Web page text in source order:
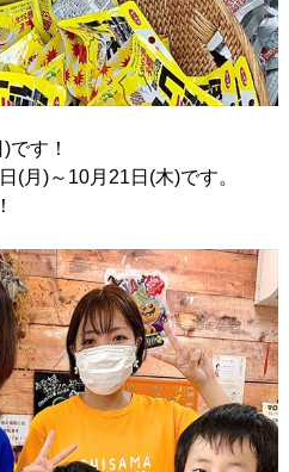
す！
(月)～10月21日(木)です。